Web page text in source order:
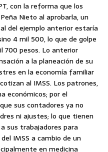
con la reforma que los
Nieto al aprobarla, un
del ejemplo anterior estaría
4 mil 500, lo que de golpe
700 pesos. Lo anterior
a la planeación de su
en la economía familiar
al IMSS. Los patrones,
económicos; por el
sus contadores ya no
ni ajustes; lo que tienen
sus trabajadores para
IMSS a cambio de un
en medicina